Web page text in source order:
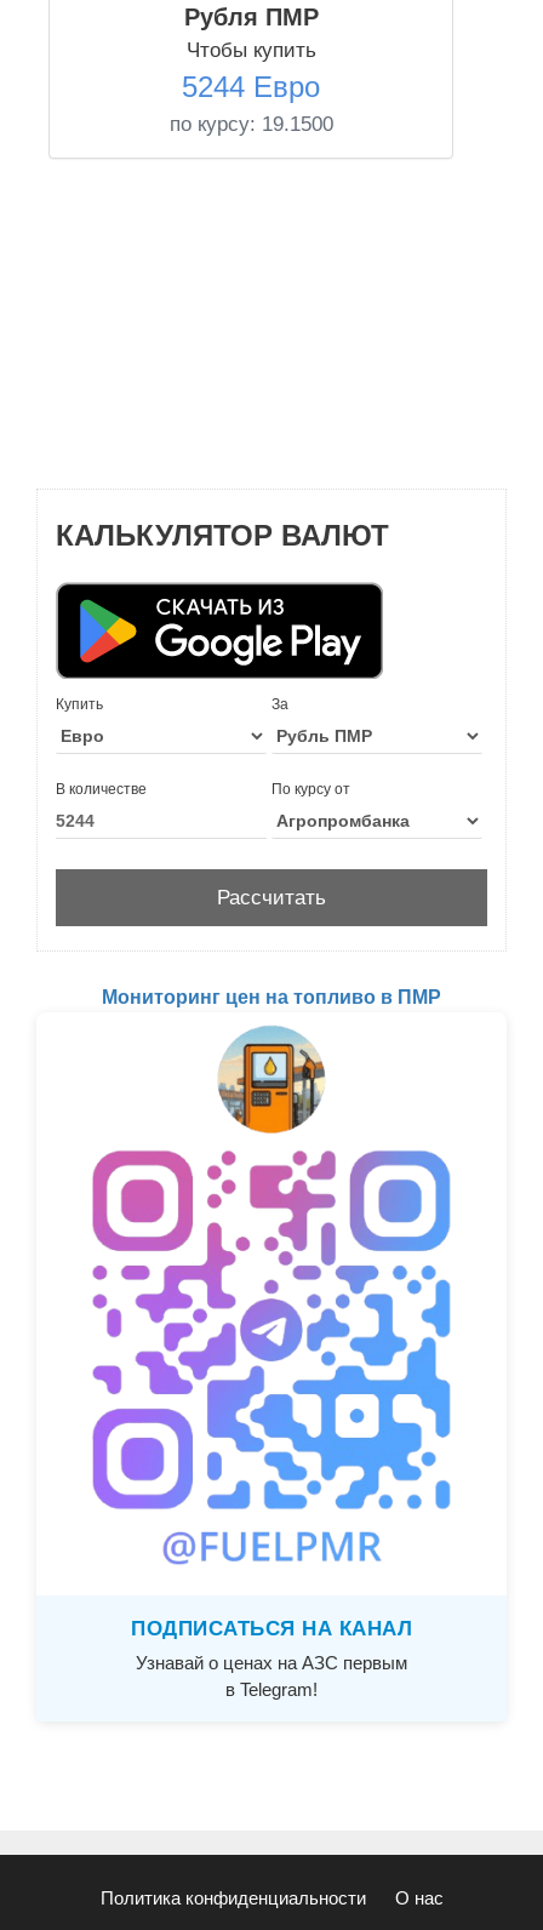
Рубля ПМР
Чтобы купить
5244 Евро
по курсу: 19.1500
КАЛЬКУЛЯТОР ВАЛЮТ
Купить За
В количестве По курсу от
Мониторинг цен на топливо в ПМР
ПОДПИСАТЬСЯ НА КАНАЛ
Узнавай о ценах на АЗС первым
в Telegram!
Политика конфиденциальности О нас